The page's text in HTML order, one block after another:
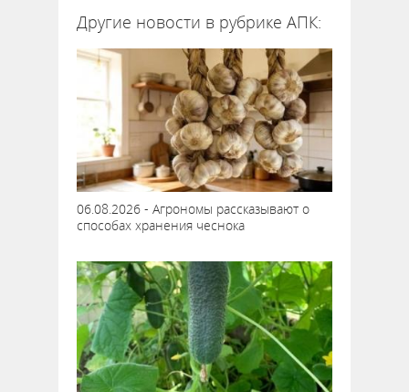
Другие новости в рубрике АПК:
06.08.2026 - Агрономы рассказывают о
способах хранения чеснока